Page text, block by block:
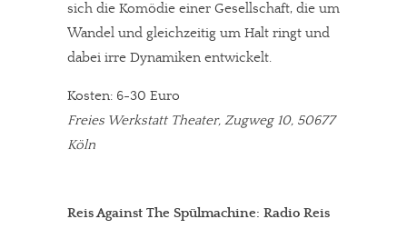
sich die Komödie einer Gesellschaft, die um
Wandel und gleichzeitig um Halt ringt und
dabei irre Dynamiken entwickelt.
Kosten: 6-30 Euro
Freies Werkstatt Theater, Zugweg 10, 50677
Köln
Reis Against The Spülmachine: Radio Reis